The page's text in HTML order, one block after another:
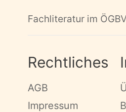
Fachliteratur im
Rechtliches
AGB
Impressum